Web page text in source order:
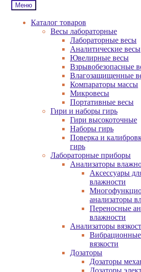
Меню
Каталог товаров
Весы лабораторные
Лабораторные весы
Аналитические весы
Ювелирные весы
Взрывобезопасные
Влагозащищенные
Компараторы массы
Микровесы
Портативные весы
Гири и наборы гирь
Гири высокоточные
Наборы гирь
Поверка и
гирь
Лабораторные приборы
Анализаторы
Аксессуары
влажности
анализаторы
Переносные
влажности
Анализаторы
Вибрационные
вязкости
Дозаторы
Дозаторы
Дозаторы